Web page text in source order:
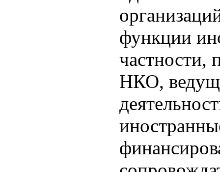
функции
частности,
НКО,